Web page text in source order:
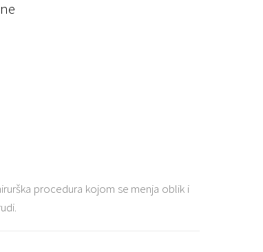
procedura kojom se menja oblik i